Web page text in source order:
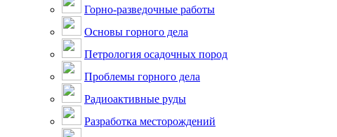
Горно-разведочные работы
Основы горного дела
Петрология осадочных пород
Проблемы горного дела
Радиоактивные руды
Разработка месторождений